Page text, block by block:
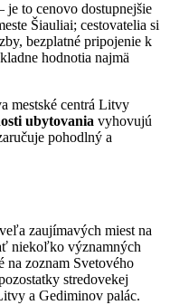
je to cenovo dostupnejšie
Šiauliai; cestovatelia si
bezplatné pripojenie k
hodnotia najmä
mestské centrá Litvy
ubytovania vyhovujú
pohodlný a
zaujímavých miest na
niekoľko významných
na zoznam Svetového
stredovekej
a Gediminov palác.